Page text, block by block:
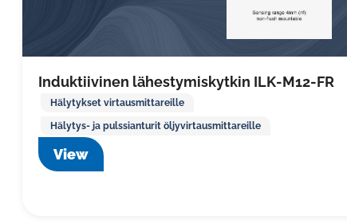
Induktiivinen lähestymiskytkin ILK-M12-FR
Hälytykset virtausmittareille
Hälytys- ja pulssianturit öljyvirtausmittareille
View